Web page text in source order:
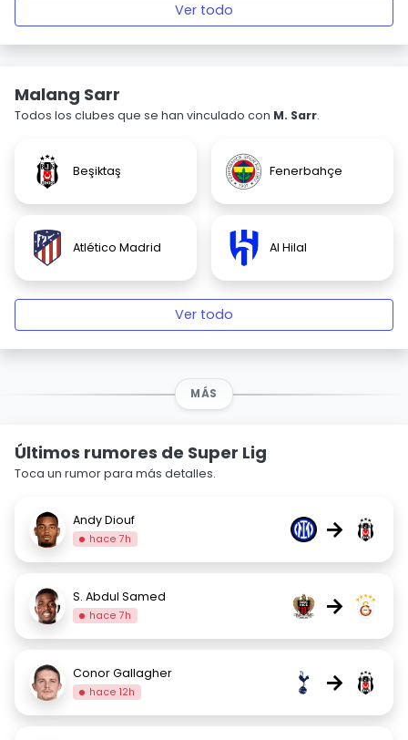
Ver todo
Malang Sarr
Todos los clubes que se han vinculado con M. Sarr.
Beşiktaş Fenerbahçe
Atlético Madrid Al Hilal
Ver todo
MÁS
Últimos rumores de Super Lig
Toca un rumor para más detalles.
Andy Diouf
hace 7h →
S. Abdul Samed
hace 7h →
Conor Gallagher
hace 12h →